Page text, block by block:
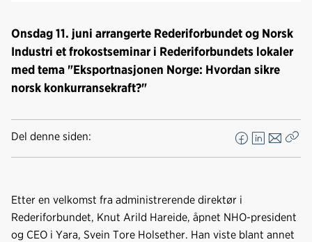
Onsdag 11. juni arrangerte Rederiforbundet og Norsk
Industri et frokostseminar i Rederiforbundets lokaler
med tema "Eksportnasjonen Norge: Hvordan sikre
norsk konkurransekraft?"
Del denne siden:
F
a
e
b
L
i
e
E
-
s
Etter en velkomst fra administrerende direktør i
Rederiforbundet, Knut Arild Hareide, åpnet NHO-president
og CEO i Yara, Svein Tore Holsether. Han viste blant annet